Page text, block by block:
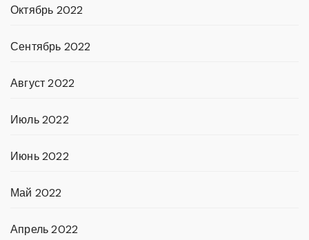
Октябрь 2022
Сентябрь 2022
Август 2022
Июль 2022
Июнь 2022
Май 2022
Апрель 2022